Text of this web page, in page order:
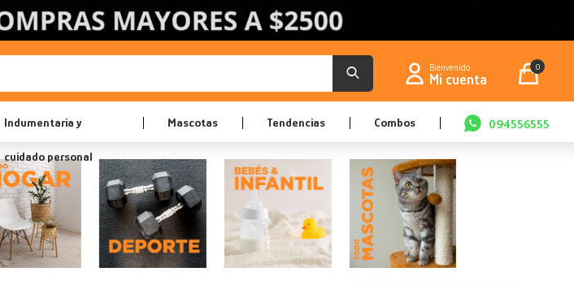
Indumentaria y
cuidado personal
Mascotas Tendencias Combos 094556555
0